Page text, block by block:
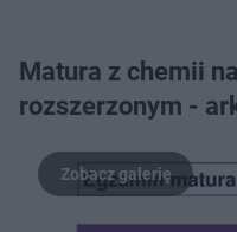
Matura z chemii
rozszerzonym -